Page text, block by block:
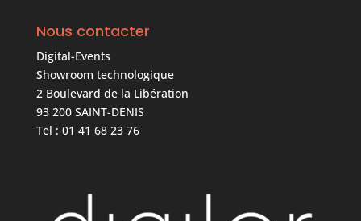
Nous contacter
Digital-Events
Showroom technologique
2 Boulevard de la Libération
93 200 SAINT-DENIS
Tel : 01 41 68 23 76